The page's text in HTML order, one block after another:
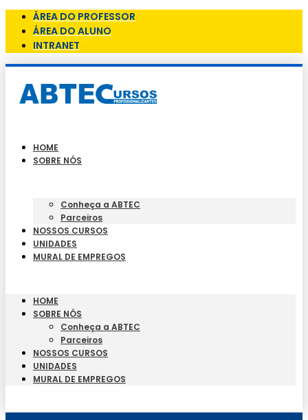
ÁREA DO PROFESSOR
ÁREA DO ALUNO
INTRANET
HOME
SOBRE NÓS
Conheça a ABTEC
Parceiros
NOSSOS CURSOS
UNIDADES
MURAL DE EMPREGOS
HOME
SOBRE NÓS
Conheça a ABTEC
Parceiros
NOSSOS CURSOS
UNIDADES
MURAL DE EMPREGOS